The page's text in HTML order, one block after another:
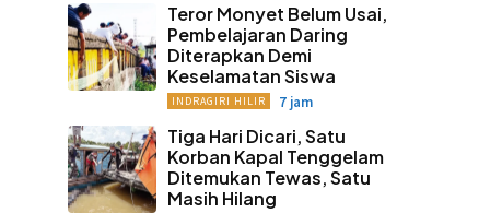
Teror Monyet Belum Usai,
Pembelajaran Daring
Diterapkan Demi
Keselamatan Siswa
INDRAGIRI HILIR 7 jam
Tiga Hari Dicari, Satu
Korban Kapal Tenggelam
Ditemukan Tewas, Satu
Masih Hilang